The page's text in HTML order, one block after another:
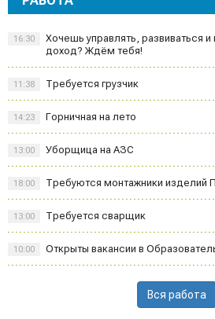
Хочешь управлять, развиваться
доход? Ждём тебя!
16:30
Требуется грузчик
11:38
Горничная на лето
14:23
Уборщица на АЗС
13:00
Требуются монтажники изделий
18:00
Требуется сварщик
13:00
Открыты вакансии в
10:00
Вся работа